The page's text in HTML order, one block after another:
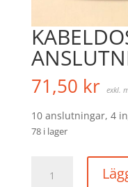
71,50 kr exkl.
10 anslutningar, 4
78 i lager